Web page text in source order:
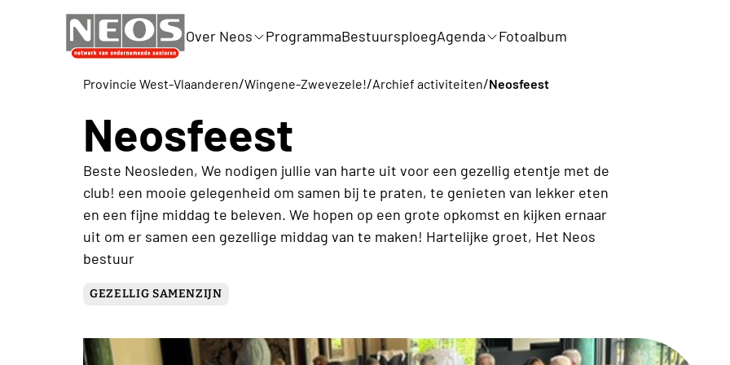
Over Neos ProgrammaBestuursploegAgenda Fotoalbum
Provincie West-Vlaanderen/Wingene-Zwevezele!/Archief activiteiten/Neosfeest
Neosfeest
Beste Neosleden, We nodigen jullie van harte uit voor een gezellig etentje met de
club! een mooie gelegenheid om samen bij te praten, te genieten van lekker eten
en een fijne middag te beleven. We hopen op een grote opkomst en kijken ernaar
uit om er samen een gezellige middag van te maken! Hartelijke groet, Het Neos
bestuur
GEZELLIG SAMENZIJN